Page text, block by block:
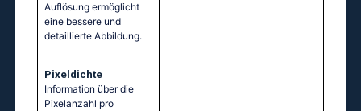
Auflösung ermöglicht
eine bessere und
detaillierte Abbildung.
Pixeldichte
Information über die
Pixelanzahl pro